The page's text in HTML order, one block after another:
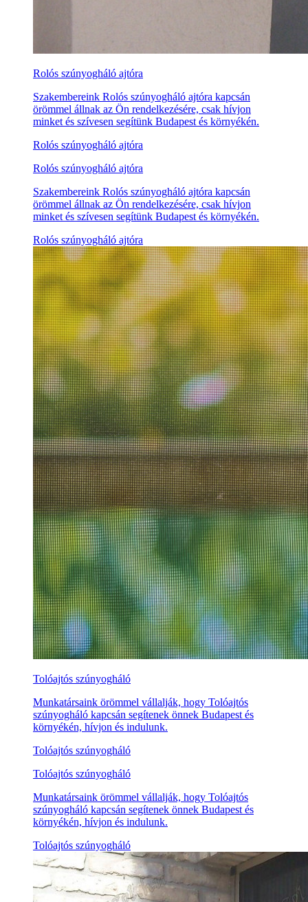
Rolós szúnyogháló ajtóra
Szakembereink Rolós szúnyogháló ajtóra kapcsán
örömmel állnak az Ön rendelkezésére, csak hívjon
minket és szívesen segítünk Budapest és környékén.
Rolós szúnyogháló ajtóra
Rolós szúnyogháló ajtóra
Szakembereink Rolós szúnyogháló ajtóra kapcsán
örömmel állnak az Ön rendelkezésére, csak hívjon
minket és szívesen segítünk Budapest és környékén.
Rolós szúnyogháló ajtóra
Tolóajtós szúnyogháló
Munkatársaink örömmel vállalják, hogy Tolóajtós
szúnyogháló kapcsán segítenek önnek Budapest és
környékén, hívjon és indulunk.
Tolóajtós szúnyogháló
Tolóajtós szúnyogháló
Munkatársaink örömmel vállalják, hogy Tolóajtós
szúnyogháló kapcsán segítenek önnek Budapest és
környékén, hívjon és indulunk.
Tolóajtós szúnyogháló